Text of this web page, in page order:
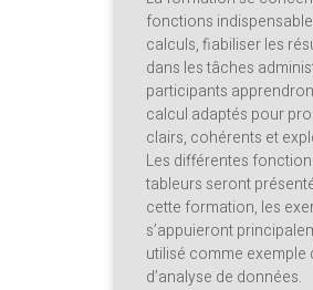
fonctions
calculs, fiabiliser les
dans les tâches
participants
calcul adaptés pour
clairs, cohérents et
Les différentes
tableurs seront
cette formation, les
s’appuieront
utilisé comme exemple
d’analyse de données.